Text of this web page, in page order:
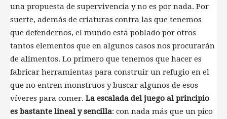
una propuesta de supervivencia y no es por nada. Por
suerte, además de criaturas contra las que tenemos
que defendernos, el mundo está poblado por otros
tantos elementos que en algunos casos nos procurarán
de alimentos. Lo primero que tenemos que hacer es
fabricar herramientas para construir un refugio en el
que no entren monstruos y buscar algunos de esos
víveres para comer. La escalada del juego al principio
es bastante lineal y sencilla: con nada más que un pico